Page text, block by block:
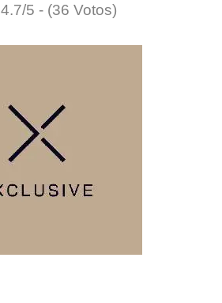
4.7/5 - (36 Votos)